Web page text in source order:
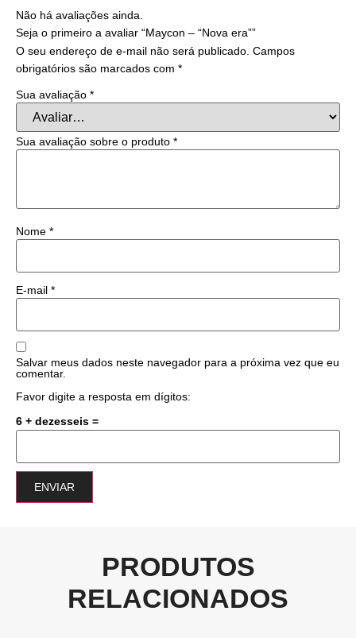
Não há avaliações ainda.
Seja o primeiro a avaliar “Maycon – “Nova era””
O seu endereço de e-mail não será publicado. Campos
obrigatórios são marcados com *
Sua avaliação *
Sua avaliação sobre o produto *
Nome *
E-mail *
Salvar meus dados neste navegador para a próxima vez que eu
comentar.
Favor digite a resposta em dígitos:
6 + dezesseis =
PRODUTOS
RELACIONADOS